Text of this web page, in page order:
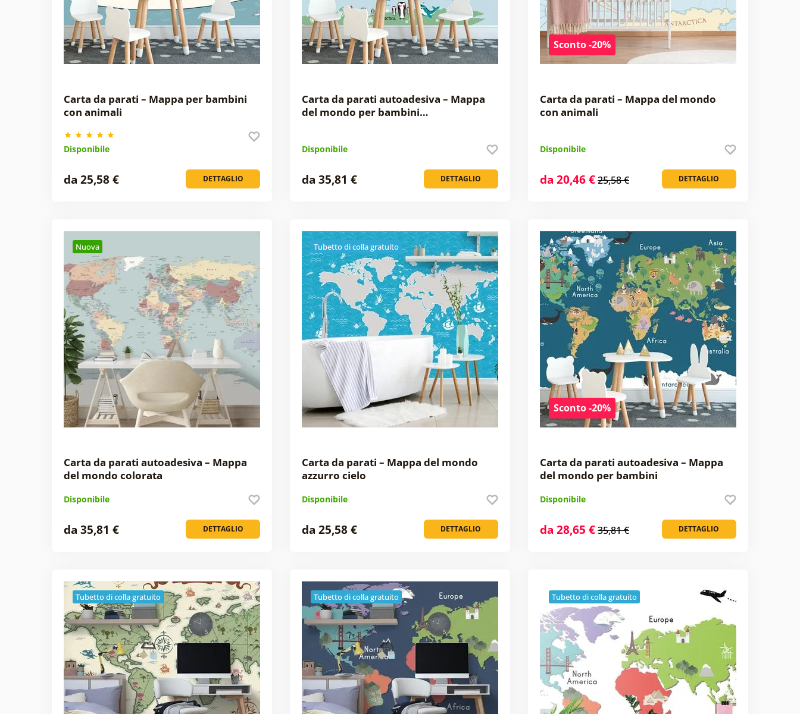
Carta da parati – Mappa per bambini
con animali
Disponibile
DETTAGLIO
da 25,58 €
Carta da parati autoadesiva – Mappa
del mondo per bambini…
Disponibile
DETTAGLIO
da 35,81 €
Sconto -20%
Carta da parati – Mappa del mondo
con animali
Disponibile
DETTAGLIO
da 20,46 €25,58 €
Nuova
Carta da parati autoadesiva – Mappa
del mondo colorata
Disponibile
DETTAGLIO
da 35,81 €
Tubetto di colla gratuito
Carta da parati – Mappa del mondo
azzurro cielo
Disponibile
DETTAGLIO
da 25,58 €
Sconto -20%
Carta da parati autoadesiva – Mappa
del mondo per bambini
Disponibile
DETTAGLIO
da 28,65 €35,81 €
Tubetto di colla gratuito Tubetto di colla gratuito Tubetto di colla gratuito